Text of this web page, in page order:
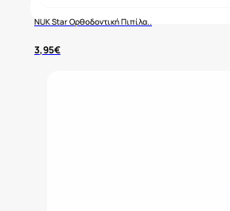
NUK Star Ορθοδοντική Πιπίλα..
3,95€